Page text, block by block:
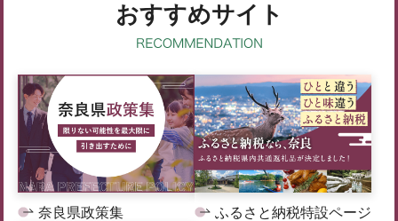
おすすめサイト
奈良県政策集 ふるさと納税特設ページ